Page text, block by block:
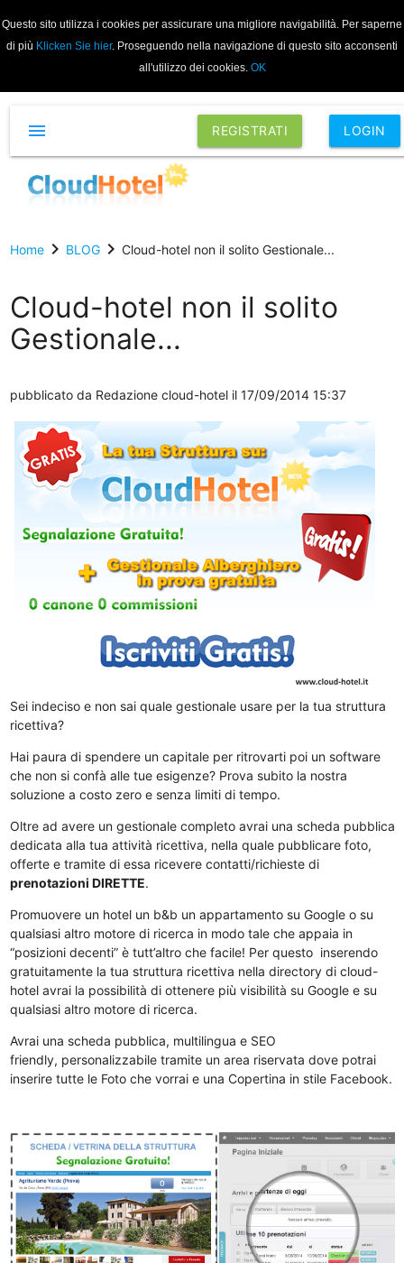
Questo sito utilizza i cookies per assicurare una migliore navigabilità. Per saperne
di più Klicken Sie hier. Proseguendo nella navigazione di questo sito acconsenti
all'utilizzo dei cookies. OK
REGISTRATI LOGIN
menu
Homechevron_right BLOGchevron_right Cloud-hotel non il solito Gestionale...
Cloud-hotel non il solito
Gestionale...
pubblicato da Redazione cloud-hotelil 17/09/2014 15:37
Sei indeciso e non sai quale gestionale usare per la tua struttura
ricettiva?
Hai paura di spendere un capitale per ritrovarti poi un software
che non si confà alle tue esigenze? Prova subito la nostra
soluzione a costo zero e senza limiti di tempo.
Oltre ad avere un gestionale completo avrai una scheda pubblica
dedicata alla tua attività ricettiva, nella quale pubblicare foto,
offerte e tramite di essa ricevere contatti/richieste di
prenotazioni DIRETTE.
Promuovere un hotel un b&b un appartamento su Google o su
qualsiasi altro motore di ricerca in modo tale che appaia in
“posizioni decenti” è tutt’altro che facile! Per questo inserendo
gratuitamente la tua struttura ricettiva nella directory di cloud-
hotel avrai la possibilità di ottenere più visibilità su Google e su
qualsiasi altro motore di ricerca.
Avrai una scheda pubblica, multilingua e SEO
friendly, personalizzabile tramite un area riservata dove potrai
inserire tutte le Foto che vorrai e una Copertina in stile Facebook.